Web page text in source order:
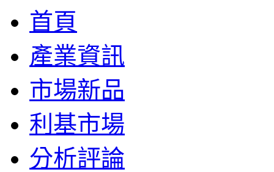
首頁
產業資訊
市場新品
利基市場
分析評論